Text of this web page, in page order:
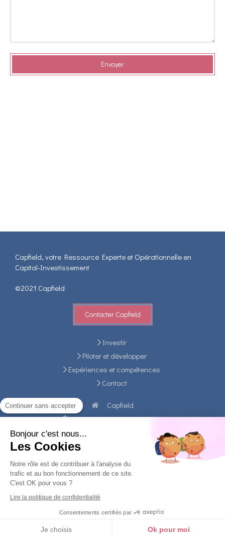
Appeler Localisation
Envoyer
Capfield, votre Ressource Experte et Opérationnelle en
Capital-Investissement
©2021 Capfield
Contacter Capfield
Investir
Piloter et développer
Expériences et compétences
Contact
Capfield
31-35, rue de la Fédération
Plan du site
Mentions légales
Continuer sans accepter
Bonjour c'est nous...
Les Cookies
Notre rôle est de contribuer à l'analyse du
trafic et au bon fonctionnement de ce site.
C'est OK pour vous ?
Lire la politique de confidentialité
Consentements certifiés par
Je choisis Ok pour moi